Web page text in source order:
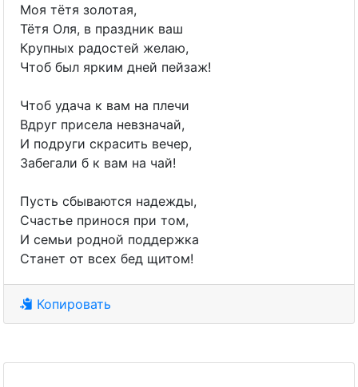
Моя тётя золотая,
Тётя Оля, в праздник ваш
Крупных радостей желаю,
Чтоб был ярким дней пейзаж!
Чтоб удача к вам на плечи
Вдруг присела невзначай,
И подруги скрасить вечер,
Забегали б к вам на чай!
Пусть сбываются надежды,
Счастье принося при том,
И семьи родной поддержка
Станет от всех бед щитом!
Копировать